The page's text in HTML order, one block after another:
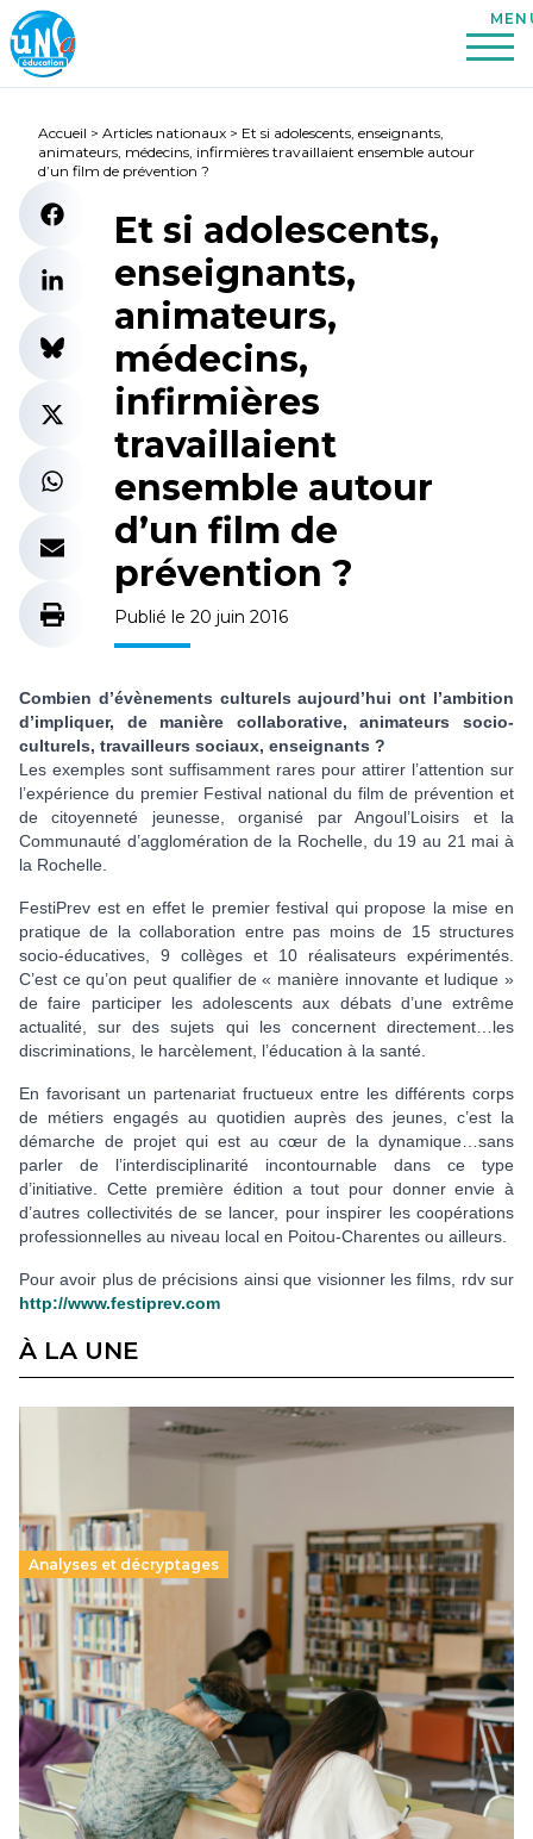
Accueil > Articles nationaux > Et si adolescents, enseignants,
animateurs, médecins, infirmières travaillaient ensemble autour
d’un film de prévention ?
Et si adolescents,
enseignants,
animateurs,
médecins,
infirmières
travaillaient
ensemble autour
d’un film de
prévention ?
Publié le 20 juin 2016
Combien d’évènements culturels aujourd’hui ont l’ambition
d’impliquer, de manière collaborative, animateurs socio-
culturels, travailleurs sociaux, enseignants ?
Les exemples sont suffisamment rares pour attirer l’attention sur
l’expérience du premier Festival national du film de prévention et
de citoyenneté jeunesse, organisé par Angoul’Loisirs et la
Communauté d’agglomération de la Rochelle, du 19 au 21 mai à
la Rochelle.
FestiPrev est en effet le premier festival qui propose la mise en
pratique de la collaboration entre pas moins de 15 structures
socio-éducatives, 9 collèges et 10 réalisateurs expérimentés.
C’est ce qu’on peut qualifier de « manière innovante et ludique »
de faire participer les adolescents aux débats d’une extrême
actualité, sur des sujets qui les concernent directement…les
discriminations, le harcèlement, l’éducation à la santé.
En favorisant un partenariat fructueux entre les différents corps
de métiers engagés au quotidien auprès des jeunes, c’est la
démarche de projet qui est au cœur de la dynamique…sans
parler de l’interdisciplinarité incontournable dans ce type
d’initiative. Cette première édition a tout pour donner envie à
d’autres collectivités de se lancer, pour inspirer les coopérations
professionnelles au niveau local en Poitou-Charentes ou ailleurs.
Pour avoir plus de précisions ainsi que visionner les films, rdv sur
http://www.festiprev.com
À LA UNE
Analyses et décryptages
Supérieur privé : une dérive qui met à mal la
promesse républicaine
11 juillet 2026-
Le projet de loi sur la régulation de l’enseignement
supérieur privé met en lumière l’amplification d’un système
qui relègue l’acte pédagogique au superfétatoire, voire à…
Lire la suite →